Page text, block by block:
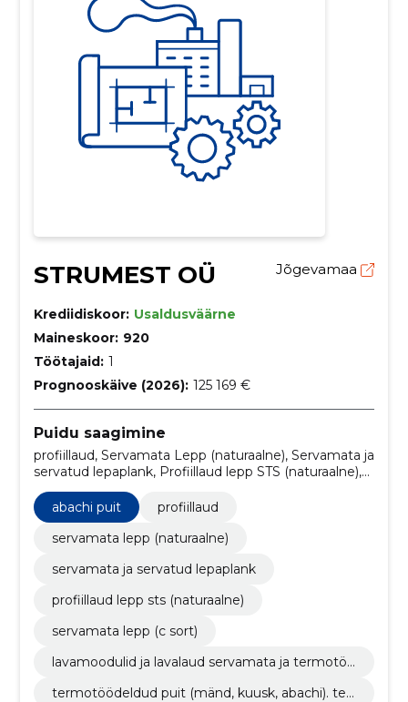
STRUMEST OÜ Jõgevamaa
Krediidiskoor: Usaldusväärne
Maineskoor: 920
Töötajaid: 1
Prognooskäive (2026): 125 169 €
Puidu saagimine
profiillaud, Servamata Lepp (naturaalne), Servamata ja
servatud lepaplank, Profiillaud lepp STS (naturaalne),
Servamata lepp (C sort), Lavamoodulid ja lavalaud
servamata ja termotöödeldud puidust,
Termotöödeldud puit (Mänd, Kuusk, Abachi).
Terrassilaud, voodrilaud jne., Servamata kask,
abachi puit
profiillaud
servamata lepp (naturaalne)
servamata ja servatud lepaplank
profiillaud lepp sts (naturaalne)
servamata lepp (c sort)
lavamoodulid ja lavalaud servamata ja termotöö
termotöödeldud puit (mänd, kuusk, abachi). terr